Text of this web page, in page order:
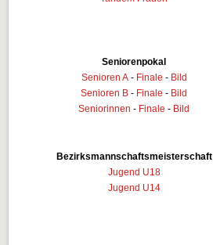
Seniorenpokal
Senioren A- Finale - Bild
Senioren B - Finale - Bild
Seniorinnen - Finale - Bild
Bezirksmannschaftsmeisterschaft
Jugend U18
Jugend U14